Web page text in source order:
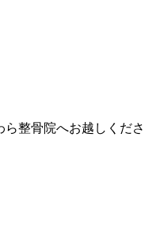
整骨院へお越しくださ